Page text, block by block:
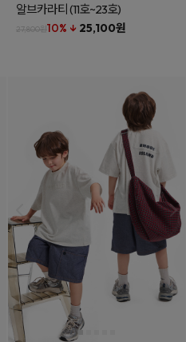
알브카라티(11호~23호)
27,800원10% ↓ 25,100원